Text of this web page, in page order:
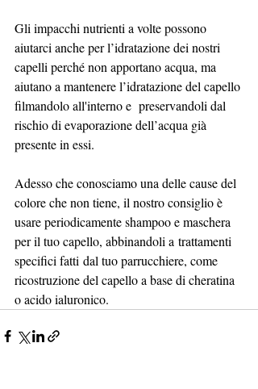
Gli impacchi nutrienti a volte possono
aiutarci anche per l’idratazione dei nostri
capelli perché non apportano acqua, ma
aiutano a mantenere l’idratazione del capello
filmandolo all'interno e  preservandoli dal
rischio di evaporazione dell’acqua già
presente in essi.
Adesso che conosciamo una delle cause del
colore che non tiene, il nostro consiglio è
usare periodicamente shampoo e maschera
per il tuo capello, abbinandoli a trattamenti
specifici fatti dal tuo parrucchiere, come
ricostruzione del capello a base di cheratina
o acido ialuronico.